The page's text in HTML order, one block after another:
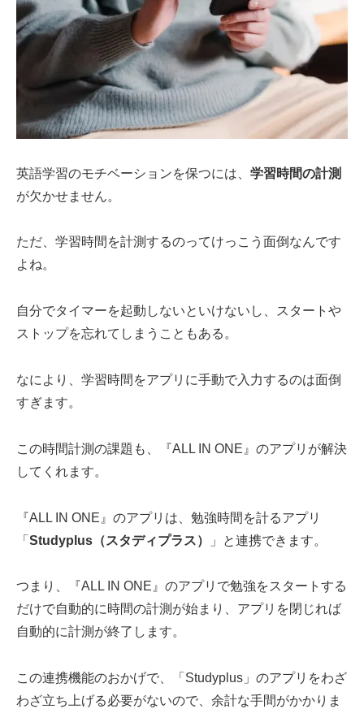
英語学習のモチベーションを保つには、 学習時間の計測
が欠かせません。
ただ、学習時間を計測するのってけっこう面倒なんです
よね。
自分でタイマーを起動しないといけないし、スタートや
ストップを忘れてしまうこともある。
なにより、学習時間をアプリに手動で入力するのは面倒
すぎます。
この時間計測の課題も、『ALL IN ONE』のアプリが解決
してくれます。
『ALL IN ONE』のアプリは、勉強時間を計るアプリ
「 Studyplus（スタディプラス） 」と連携できます。
つまり、『ALL IN ONE』のアプリで勉強をスタートする
だけで自動的に時間の計測が始まり、アプリを閉じれば
自動的に計測が終了します。
この連携機能のおかげで、「Studyplus」のアプリをわざ
わざ立ち上げる必要がないので、余計な手間がかかりま